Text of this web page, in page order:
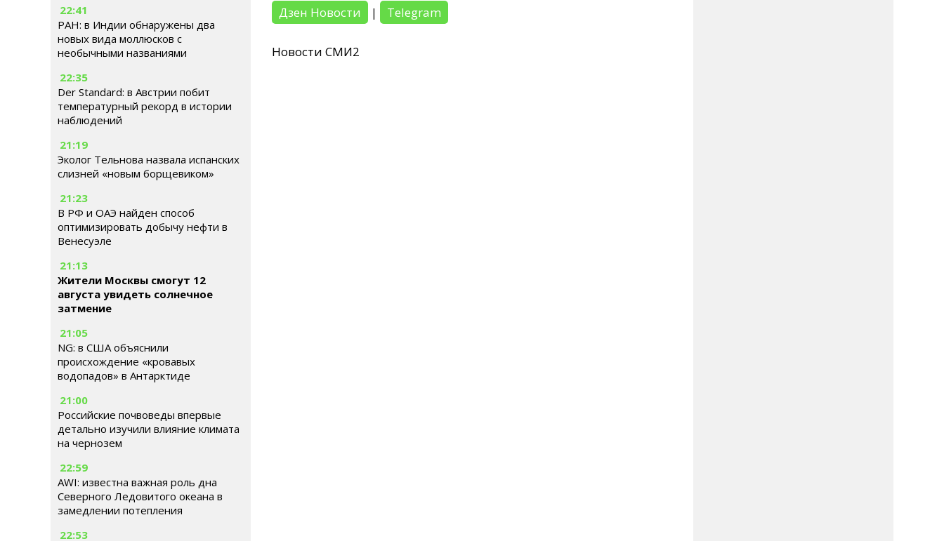
22:41
РАН: в Индии обнаружены два
новых вида моллюсков с
необычными названиями
22:35
Der Standard: в Австрии побит
температурный рекорд в истории
наблюдений
21:19
Эколог Тельнова назвала испанских
слизней «новым борщевиком»
21:23
В РФ и ОАЭ найден способ
оптимизировать добычу нефти в
Венесуэле
21:13
Жители Москвы смогут 12
августа увидеть солнечное
затмение
21:05
NG: в США объяснили
происхождение «кровавых
водопадов» в Антарктиде
21:00
Российские почвоведы впервые
детально изучили влияние климата
на чернозем
22:59
AWI: известна важная роль дна
Северного Ледовитого океана в
замедлении потепления
22:53
Дзен Новости
| Telegram
Новости СМИ2